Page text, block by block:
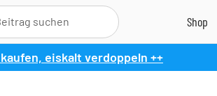
eiskalt verdoppeln ++